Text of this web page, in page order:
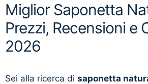
Miglior Saponetta
Prezzi, Recensioni e
2026
Sei alla ricerca di saponetta